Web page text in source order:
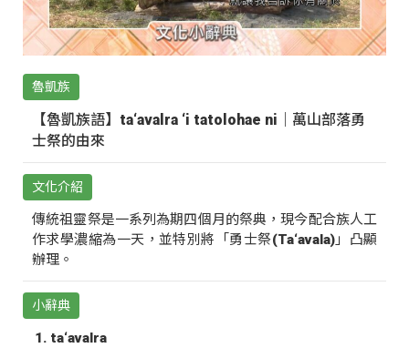
魯凱族
【魯凱族語】ta‘avalra ‘i tatolohae ni｜萬山部落勇
士祭的由來
文化介紹
傳統祖靈祭是一系列為期四個月的祭典，現今配合族人工
作求學濃縮為一天，並特別將「勇士祭(Ta‘avala)」凸顯
辦理。
小辭典
ta‘avalra